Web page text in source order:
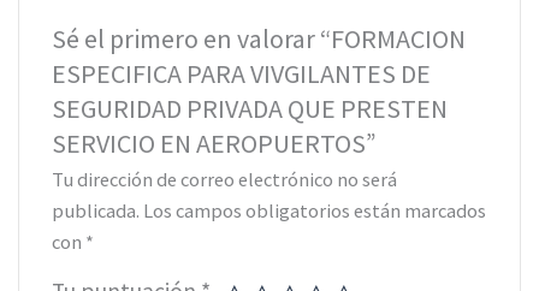
Sé el primero en valorar “FORMACION
ESPECIFICA PARA VIVGILANTES DE
SEGURIDAD PRIVADA QUE PRESTEN
SERVICIO EN AEROPUERTOS”
Tu dirección de correo electrónico no será
publicada. Los campos obligatorios están marcados
con *